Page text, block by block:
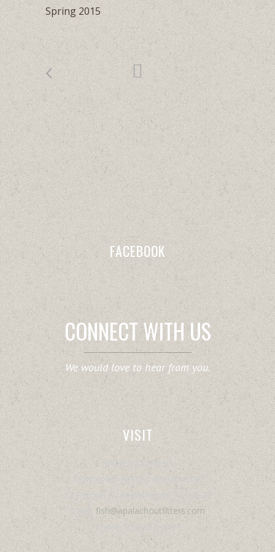
Spring 2015
FACEBOOK
CONNECT WITH US
We would love to hear from you.
VISIT
Apalach Outfitters
Downtown Historic Apalachicola
32 Avenue D, Apalachicola, FL 32320
Email:fish@apalachoutfitters.com
Phone: 850-653-3474